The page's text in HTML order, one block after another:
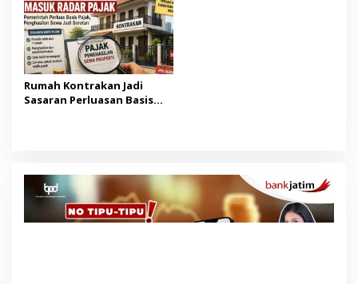
Rumah Kontrakan Jadi
Sasaran Perluasan Basis